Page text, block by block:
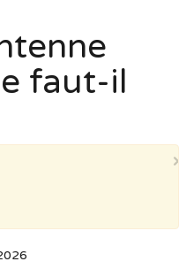
faut-il
×